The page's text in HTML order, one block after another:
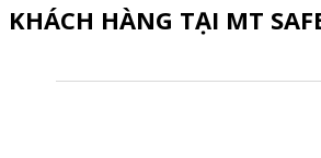
KHÁCH HÀNG TẠI MT